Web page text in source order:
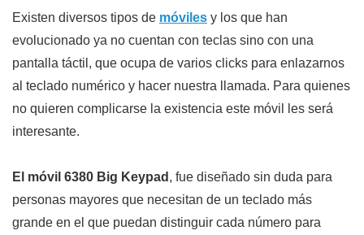
Existen diversos tipos de móviles y los que han
evolucionado ya no cuentan con teclas sino con una
pantalla táctil, que ocupa de varios clicks para enlazarnos
al teclado numérico y hacer nuestra llamada. Para quienes
no quieren complicarse la existencia este móvil les será
interesante.
El móvil 6380 Big Keypad , fue diseñado sin duda para
personas mayores que necesitan de un teclado más
grande en el que puedan distinguir cada número para